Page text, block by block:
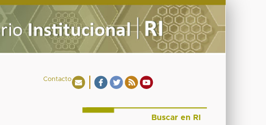
Contacto
Buscar en RI